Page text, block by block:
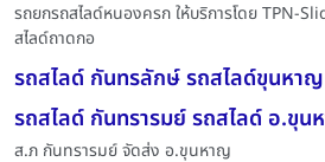
รถยกรถสไลด์หนองครก ให้บริการโดย TPN-
สไลด์ถาดกอ
รถสไลด์ กันทรลักษ์ รถสไลด์ขุนหาญ
รถสไลด์ กันทรารมย์ รถสไลด์ อ.ขุน
ส.ภ กันทรารมย์ จัดส่ง อ.ขุนหาญ